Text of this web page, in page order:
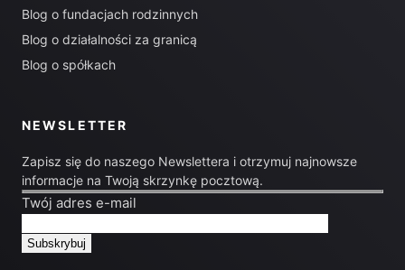
Blog o fundacjach rodzinnych
Blog o działalności za granicą
Blog o spółkach
NEWSLETTER
Zapisz się do naszego Newslettera i otrzymuj najnowsze
informacje na Twoją skrzynkę pocztową.
Twój adres e-mail